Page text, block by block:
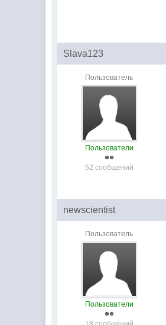
Slava123
Пользователь
Пользователи
52 сообщений
newscientist
Пользователь
Пользователи